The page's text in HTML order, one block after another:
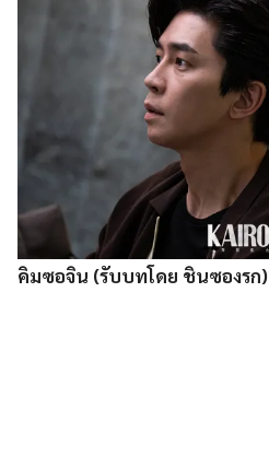
คิมซอจิน (รับบทโดย ชินซองรก)